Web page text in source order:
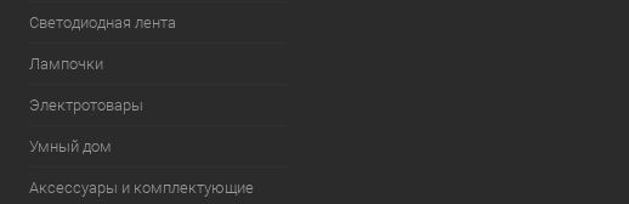
Светодиодная лента
Лампочки
Электротовары
Умный дом
Аксессуары и комплектующие